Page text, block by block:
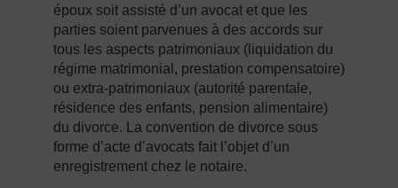
époux soit assisté d’un avocat et que les
parties soient parvenues à des accords sur
tous les aspects patrimoniaux (liquidation du
régime matrimonial, prestation compensatoire)
ou extra-patrimoniaux (autorité parentale,
résidence des enfants, pension alimentaire)
du divorce. La convention de divorce sous
forme d’acte d’avocats fait l’objet d’un
enregistrement chez le notaire.